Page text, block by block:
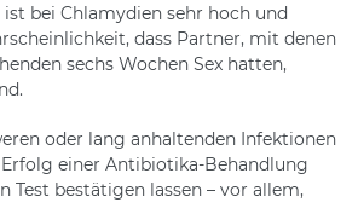
bei Chlamydien sehr hoch und
dass Partner, mit denen
sechs Wochen Sex hatten,
oder lang anhaltenden Infektionen
einer Antibiotika-Behandlung
Test bestätigen lassen – vor allem,